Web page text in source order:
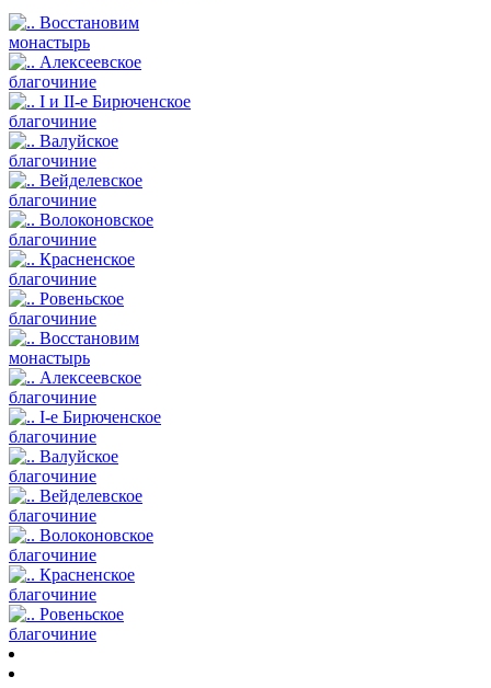
Восстановим
монастырь
Алексеевское
благочиние
I и II-е Бирюченское
благочиние
Валуйское
благочиние
Вейделевское
благочиние
Волоконовское
благочиние
Красненское
благочиние
Ровеньское
благочиние
Восстановим
монастырь
Алексеевское
благочиние
I-е Бирюченское
благочиние
Валуйское
благочиние
Вейделевское
благочиние
Волоконовское
благочиние
Красненское
благочиние
Ровеньское
благочиние